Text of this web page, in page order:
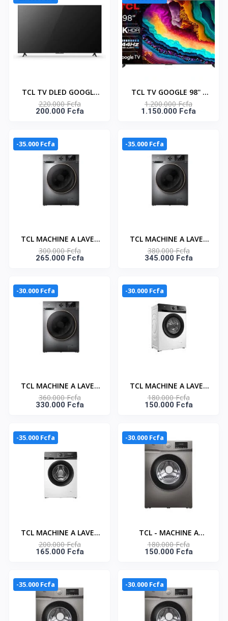
TCL TV DLED GOOGLE
TV 43'' UHD- EDGELESS
DESIGN - TCL_43P635
220.000 Fcfa
200.000 Fcfa
TCL TV GOOGLE 98'' -
4K ULTRA HD -
TCL_98P745
1.200.000 Fcfa
1.150.000 Fcfa
-35.000 Fcfa
TCL MACHINE A LAVER
FRONT LOAD 8KG
INVERTER - C1108FLG
300.000 Fcfa
265.000 Fcfa
-35.000 Fcfa
TCL MACHINE A LAVER
10.5KG ET SECHAG 7KG
INVERTER - C2110WDG
380.000 Fcfa
345.000 Fcfa
-30.000 Fcfa
TCL MACHINE A LAVER
10KG FRONT LOAD
INVERTER - C2210FLG
360.000 Fcfa
330.000 Fcfa
-30.000 Fcfa
TCL MACHINE A LAVER
6KG CHARGE FRONTALE
- P606FL
180.000 Fcfa
150.000 Fcfa
-35.000 Fcfa
TCL MACHINE A LAVER
7KG CHARGE FRONTALE
- P607FL
200.000 Fcfa
165.000 Fcfa
-30.000 Fcfa
TCL - MACHINE A
LAVER 6KG CHARGE
FRONTALE -INVERTER -
180.000 Fcfa
150.000 Fcfa
-35.000 Fcfa -30.000 Fcfa